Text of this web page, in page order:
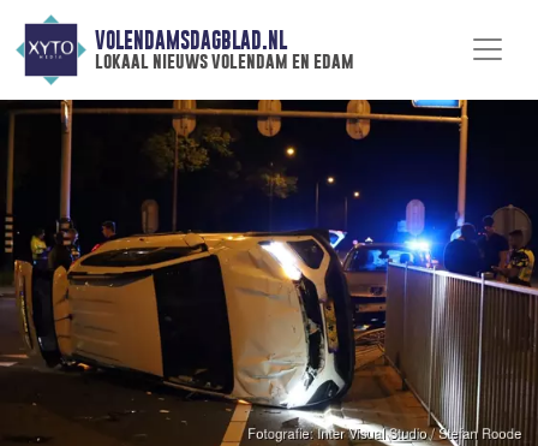
VOLENDAMSDAGBLAD.NL
lokaal nieuws volendam en edam